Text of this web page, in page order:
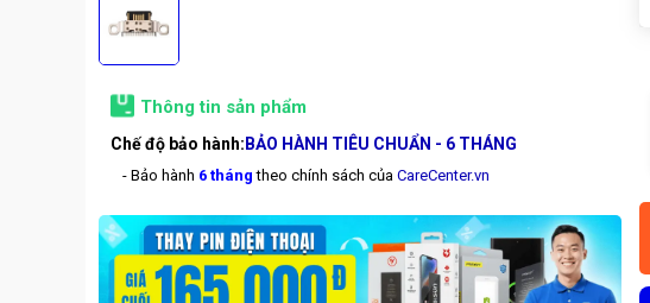
Thông tin sản phẩm
Chế độ bảo hành: BẢO HÀNH TIÊU CHUẨN - 6 THÁNG
- Bảo hành 6 tháng theo chính sách của CareCenter.vn